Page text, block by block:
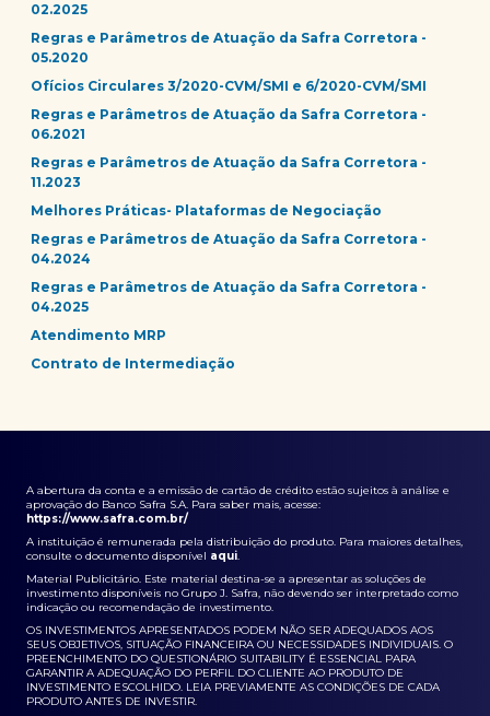
02.2025
Regras e Parâmetros de Atuação da Safra Corretora -
05.2020
Ofícios Circulares 3/2020-CVM/SMI e 6/2020-CVM/SMI
Regras e Parâmetros de Atuação da Safra Corretora -
06.2021
Regras e Parâmetros de Atuação da Safra Corretora -
11.2023
Melhores Práticas- Plataformas de Negociação
Regras e Parâmetros de Atuação da Safra Corretora -
04.2024
Regras e Parâmetros de Atuação da Safra Corretora -
04.2025
Atendimento MRP
Contrato de Intermediação
A abertura da conta e a emissão de cartão de crédito estão sujeitos à análise e
aprovação do Banco Safra S.A. Para saber mais, acesse:
https://www.safra.com.br/
A instituição é remunerada pela distribuição do produto. Para maiores detalhes,
consulte o documento disponível aqui.
Material Publicitário. Este material destina-se a apresentar as soluções de
investimento disponíveis no Grupo J. Safra, não devendo ser interpretado como
indicação ou recomendação de investimento.
OS INVESTIMENTOS APRESENTADOS PODEM NÃO SER ADEQUADOS AOS
SEUS OBJETIVOS, SITUAÇÃO FINANCEIRA OU NECESSIDADES INDIVIDUAIS. O
PREENCHIMENTO DO QUESTIONÁRIO SUITABILITY É ESSENCIAL PARA
GARANTIR A ADEQUAÇÃO DO PERFIL DO CLIENTE AO PRODUTO DE
INVESTIMENTO ESCOLHIDO. LEIA PREVIAMENTE AS CONDIÇÕES DE CADA
PRODUTO ANTES DE INVESTIR.